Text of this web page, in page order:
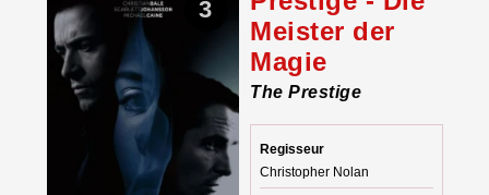
3
Meister der
Magie
The Prestige
Regisseur
Christopher Nolan